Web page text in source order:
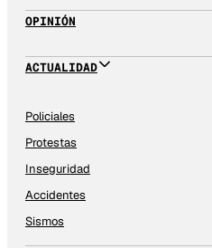
OPINIÓN
ACTUALIDAD
Policiales
Protestas
Inseguridad
Accidentes
Sismos